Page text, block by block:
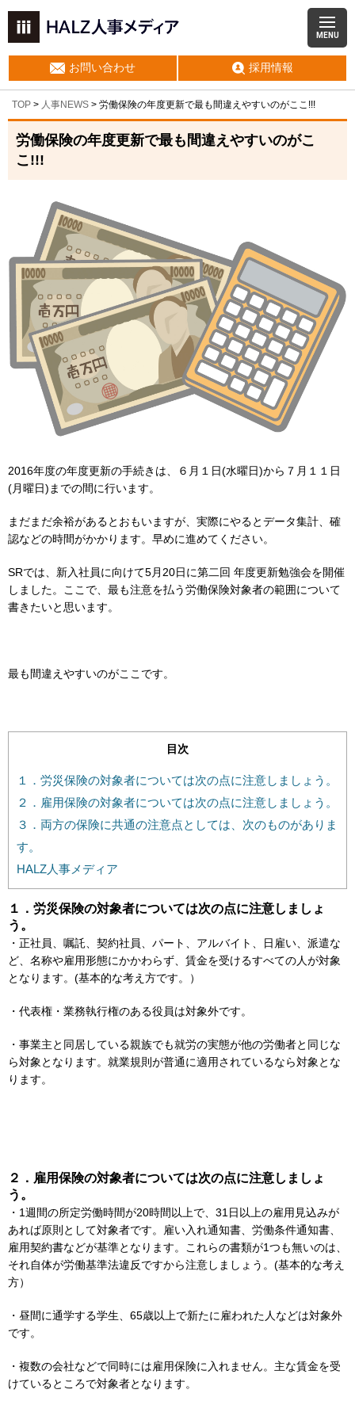
MENU
お問い合わせ 採用情報
TOP > 人事NEWS > 労働保険の年度更新で最も間違えやすいのがここ!!!
労働保険の年度更新で最も間違えやすいのがこ
こ!!!
2016年度の年度更新の手続きは、６月１日(水曜日)から７月１１日
(月曜日)までの間に行います。
まだまだ余裕があるとおもいますが、実際にやるとデータ集計、確
認などの時間がかかります。早めに進めてください。
SRでは、新入社員に向けて5月20日に第二回 年度更新勉強会を開催
しました。ここで、最も注意を払う労働保険対象者の範囲について
書きたいと思います。
最も間違えやすいのがここです。
目次
１．労災保険の対象者については次の点に注意しましょう。
２．雇用保険の対象者については次の点に注意しましょう。
３．両方の保険に共通の注意点としては、次のものがありま
す。
HALZ人事メディア
１．労災保険の対象者については次の点に注意しましょ
う。
・正社員、嘱託、契約社員、パート、アルバイト、日雇い、派遣な
ど、名称や雇用形態にかかわらず、賃金を受けるすべての人が対象
となります。(基本的な考え方です。）
・代表権・業務執行権のある役員は対象外です。
・事業主と同居している親族でも就労の実態が他の労働者と同じな
ら対象となります。就業規則が普通に適用されているなら対象とな
ります。
２．雇用保険の対象者については次の点に注意しましょ
う。
・1週間の所定労働時間が20時間以上で、31日以上の雇用見込みが
あれば原則として対象者です。雇い入れ通知書、労働条件通知書、
雇用契約書などが基準となります。これらの書類が1つも無いのは、
それ自体が労働基準法違反ですから注意しましょう。(基本的な考え
方）
・昼間に通学する学生、65歳以上で新たに雇われた人などは対象外
です。
・複数の会社などで同時には雇用保険に入れません。主な賃金を受
けているところで対象者となります。